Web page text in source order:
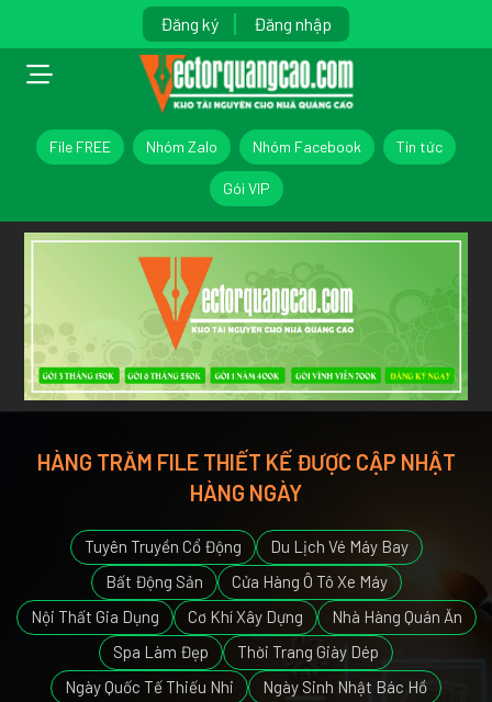
Đăng ký Đăng nhập
File FREE Nhóm Zalo Nhóm Facebook Tin tức
Gói VIP
HÀNG TRĂM FILE THIẾT KẾ ĐƯỢC CẬP NHẬT
HÀNG NGÀY
Tuyên Truyền Cổ Động
Du Lịch Vé Máy Bay
Bất Động Sản
Cửa Hàng Ô Tô Xe Máy
Nội Thất Gia Dụng
Cơ Khí Xây Dựng
Nhà Hàng Quán Ăn
Spa Làm Đẹp
Thời Trang Giày Dép
Ngày Quốc Tế Thiếu Nhi
Ngày Sinh Nhật Bác Hồ